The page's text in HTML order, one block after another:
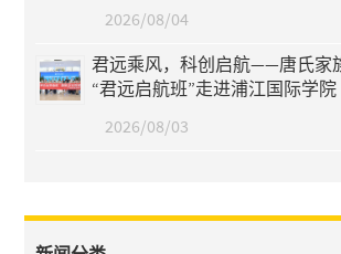
2026/08/04
君远乘风，科创启航——唐氏家
“君远启航班”走进浦江国际学院
2026/08/03